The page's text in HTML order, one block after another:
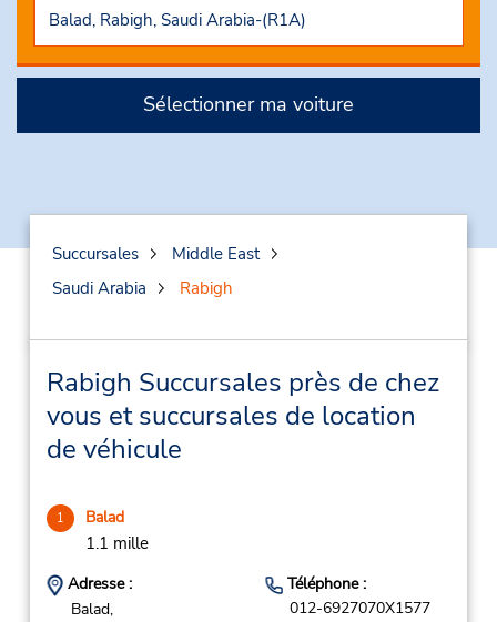
Sélectionner ma voiture
Succursales
Middle East
Saudi Arabia
Rabigh
Rabigh Succursales près de chez
vous et succursales de location
de véhicule
1 Balad
1.1 mille
Adresse :
Balad,
Téléphone :
012-6927070X1577